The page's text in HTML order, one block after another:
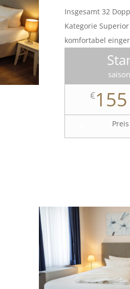
Insgesamt 32
Kategorie
komfortabel
€